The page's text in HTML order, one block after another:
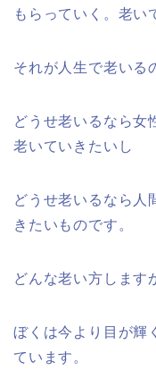
もらっていく。老い
それが人生で老いる
どうせ老いるなら女
老いていきたいし
どうせ老いるなら人
きたいものです。
どんな老い方します
ぼくは今より目が輝
ています。